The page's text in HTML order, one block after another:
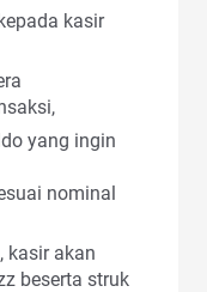
kasir
yang ingin
nominal
kasir akan
beserta struk